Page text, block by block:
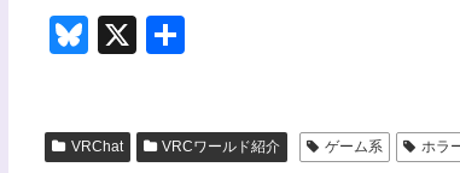
Bl
sk
X 共
VRChat VRCワールド紹介 ゲーム系 ホラ